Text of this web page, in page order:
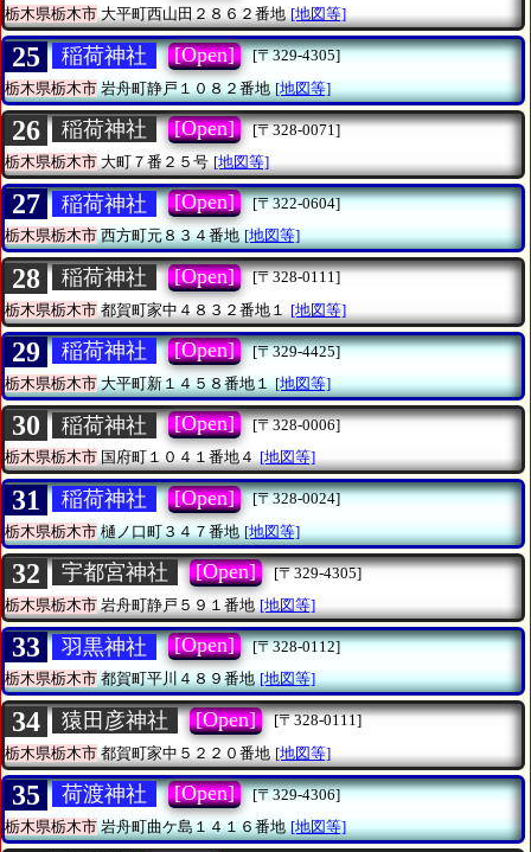
栃木県栃木市大平町西山田２８６２番地 [地図等]
25 稲荷神社 [Open]
[〒329-4305]
栃木県栃木市岩舟町静戸１０８２番地 [地図等]
26 稲荷神社 [Open]
[〒328-0071]
栃木県栃木市 大町７番２５号 [地図等]
27 稲荷神社 [Open]
[〒322-0604]
栃木県栃木市西方町元８３４番地 [地図等]
28 稲荷神社 [Open]
[〒328-0111]
栃木県栃木市 都賀町家中４８３２番地１ [地図等]
29 稲荷神社 [Open]
[〒329-4425]
栃木県栃木市大平町新１４５８番地１ [地図等]
30 稲荷神社 [Open]
[〒328-0006]
栃木県栃木市国府町１０４１番地４ [地図等]
31 稲荷神社 [Open]
[〒328-0024]
栃木県栃木市樋ノ口町３４７番地 [地図等]
32 宇都宮神社 [Open]
[〒329-4305]
栃木県栃木市 岩舟町静戸５９１番地 [地図等]
33 羽黒神社 [Open]
[〒328-0112]
栃木県栃木市都賀町平川４８９番地 [地図等]
34 猿田彦神社 [Open]
[〒328-0111]
栃木県栃木市 都賀町家中５２２０番地 [地図等]
35 荷渡神社 [Open]
[〒329-4306]
栃木県栃木市岩舟町曲ケ島１４１６番地 [地図等]